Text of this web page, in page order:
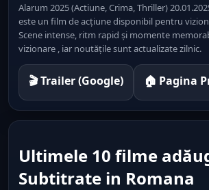
Alarum 2025 (Actiune, Crima, Thriller)
este un film de acțiune disponibil pentru
Scene intense, ritm rapid și momente
vizionare , iar noutățile sunt actualizate zilnic.
🎬 Trailer (Google) 🏠 Pagina
Ultimele 10 filme
Subtitrate in Romana